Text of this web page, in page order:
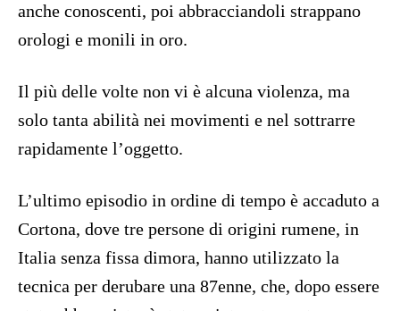
anche conoscenti, poi abbracciandoli strappano
orologi e monili in oro.
Il più delle volte non vi è alcuna violenza, ma
solo tanta abilità nei movimenti e nel sottrarre
rapidamente l’oggetto.
L’ultimo episodio in ordine di tempo è accaduto a
Cortona, dove tre persone di origini rumene, in
Italia senza fissa dimora, hanno utilizzato la
tecnica per derubare una 87enne, che, dopo essere